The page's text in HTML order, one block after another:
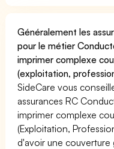
Généralement les
pour le métier
imprimer complexe
(exploitation,
SideCare vous
assurances RC
imprimer complexe
(Exploitation,
d'avoir une couverture